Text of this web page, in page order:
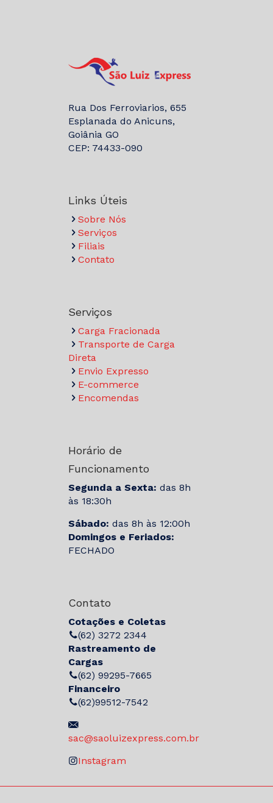
Rua Dos Ferroviarios, 655
Esplanada do Anicuns,
Goiânia GO
CEP: 74433-090
Links Úteis
Sobre Nós
Serviços
Filiais
Contato
Serviços
Carga Fracionada
Transporte de Carga
Direta
Envio Expresso
E-commerce
Encomendas
Horário de
Funcionamento
Segunda a Sexta:das 8h
às 18:30h
Sábado:das 8h às 12:00h
Domingos e Feriados:
FECHADO
Contato
Cotações e Coletas
(62) 3272 2344
Rastreamento de
Cargas
(62) 99295-7665
Financeiro
(62)99512-7542
sac@saoluizexpress.com.br
Instagram